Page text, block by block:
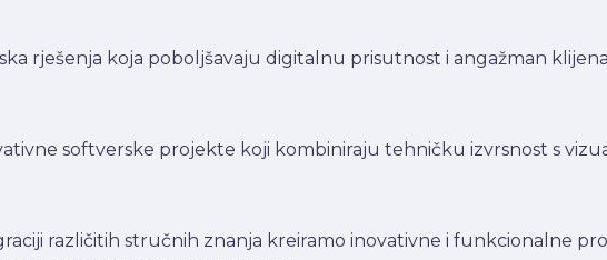
rješenja koja poboljšavaju digitalnu prisutnost i angažman
softverske projekte koji kombiniraju tehničku izvrsnost s
različitih stručnih znanja kreiramo inovativne i funkcionalne